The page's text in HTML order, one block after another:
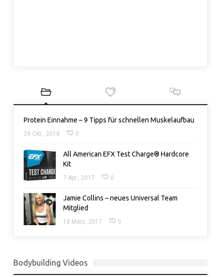
Protein Einnahme – 9 Tipps für schnellen Muskelaufbau
29 Okt., 2018 0
All American EFX Test Charge® Hardcore
Kit
7 Apr., 2017 0
Jamie Collins – neues Universal Team
Mitglied
18 März, 2017 0
Bodybuilding Videos